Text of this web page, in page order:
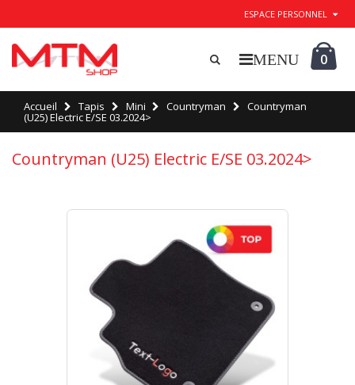
ESPACE PERSONNEL
0
Accueil Tapis Mini Countryman Countryman
(U25) Electric E/SE 03.2024>
Countryman (U25) Electric E/SE 03.2024>